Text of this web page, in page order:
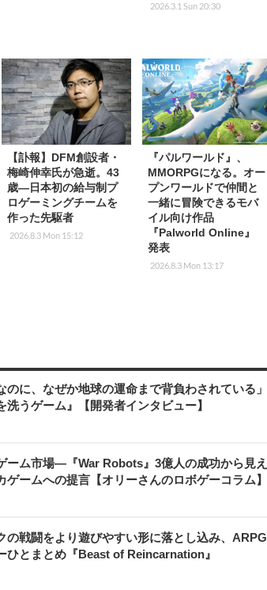
2026.3.1 Sun 20:30
【訃報】DFM創設者・
梅崎伸幸氏が急逝。43
歳―日本初の給与制プ
ロゲーミングチームを
作った先駆者
2026.8.3 Mon 15:12
『パルワールド』、
MMORPGになる。オー
プンワールドで仲間と
一緒に冒険できるモバ
イル向け作品
『Palworld Online』
発表
2026.8.3 Mon 13:17
のに、なぜか地球の運命まで背負わされている」
うゲーム』【開発者インタビュー】
ーム市場―『War Robots』3億人の成功から見え
ームへの提言【オリーさんのロボゲーコラム】
の戦闘をより遊びやすい形に落とし込み、ARPG
ひとまとめ『Beast of Reincarnation』